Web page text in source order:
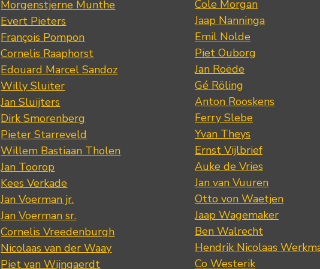
Morgenstjerne Munthe
Evert Pieters
François Pompon
Cornelis Raaphorst
Edouard Marcel Sandoz
Willy Sluiter
Jan Sluijters
Dirk Smorenberg
Pieter Starreveld
Willem Bastiaan Tholen
Jan Toorop
Kees Verkade
Jan Voerman jr.
Jan Voerman sr.
Cornelis Vreedenburgh
Nicolaas van der Waay
Piet van Wijngaerdt
Cole Morgan
Jaap Nanninga
Emil Nolde
Piet Ouborg
Jan Roëde
Gé Röling
Anton Rooskens
Ferry Slebe
Yvan Theys
Ernst Vijlbrief
Auke de Vries
Jan van Vuuren
Otto von Waetjen
Jaap Wagemaker
Ben Walrecht
Hendrik Nicolaas
Co Westerik